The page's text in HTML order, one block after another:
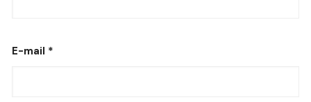
E-mail *